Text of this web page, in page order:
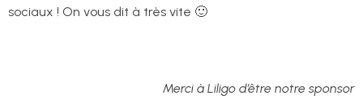
sociaux ! On vous dit à très vite 🙂
Merci à Liligo d’être notre sponsor